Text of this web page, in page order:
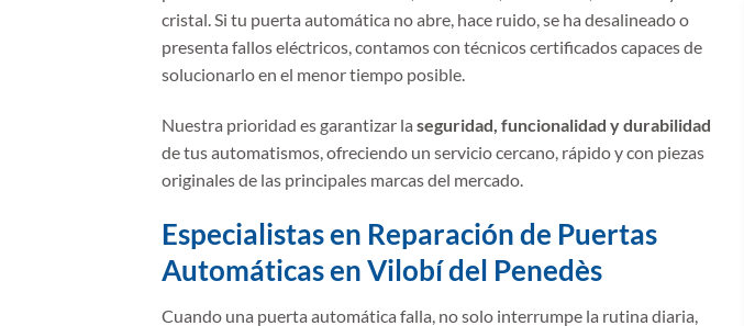
cristal. Si tu puerta automática no abre, hace ruido, se ha desalineado o
presenta fallos eléctricos, contamos con técnicos certificados capaces de
solucionarlo en el menor tiempo posible.
Nuestra prioridad es garantizar la seguridad, funcionalidad y durabilidad
de tus automatismos, ofreciendo un servicio cercano, rápido y con piezas
originales de las principales marcas del mercado.
Especialistas en Reparación de Puertas
Automáticas en Vilobí del Penedès
Cuando una puerta automática falla, no solo interrumpe la rutina diaria,